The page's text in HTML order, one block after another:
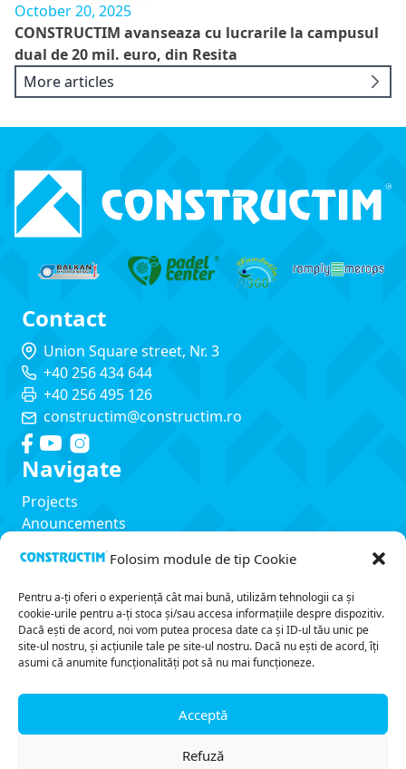
Folosim module de tip Cookie
Pentru a-ți oferi o experiență cât mai bună, utilizăm tehnologii ca și
cookie-urile pentru a-ți stoca și/sau accesa informațiile despre dispozitiv.
Dacă ești de acord, noi vom putea procesa date ca și ID-ul tău unic pe
site-ul nostru, și acțiunile tale pe site-ul nostru. Dacă nu ești de acord, îți
asumi că anumite funcționalități pot să nu mai funcționeze.
Acceptă
Refuză
October 20, 2025
CONSTRUCTIM avanseaza cu lucrarile la campusul
dual de 20 mil. euro, din Resita
More articles
Contact
Union Square street, Nr. 3
+40 256 434 644
+40 256 495 126
constructim@constructim.ro
Navigate
Projects
Anouncements
About us
Contact
Legal
Privacy policy
Cookie policy
Terms and conditions
ANPC